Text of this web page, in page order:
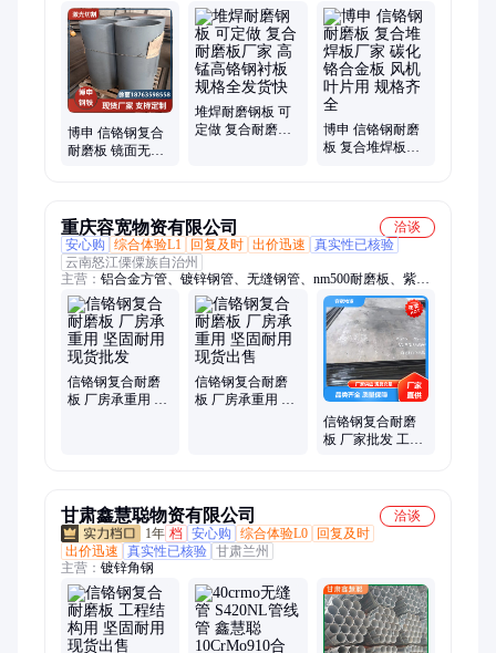
板、耐候钢板耐酸钢板
博申 信铬钢复合
耐磨板 镜面无裂
堆焊耐磨钢板 可
定做 复合耐磨板
博申 信铬钢耐磨
板 复合堆焊板厂
重庆容宽物资有限公司
洽谈
安心购
综合体验L1 回复及时 出价迅速
真实性已核验
云南怒江傈僳族自治州
主营： 铝合金方管、镀锌钢管、无缝钢管、nm500耐磨板、紫铜
管、紫铜板、铝合金板、防腐螺旋钢管、冷拉方钢扁钢
信铬钢复合耐磨
板 厂房承重用 坚
信铬钢复合耐磨
板 厂房承重用 坚
信铬钢复合耐磨
板 厂家批发 工程
甘肃鑫慧聪物资有限公司
洽谈
1年 档 安心购 综合体验L0
回复及时
出价迅速
真实性已核验 甘肃兰州
主营： 镀锌角钢